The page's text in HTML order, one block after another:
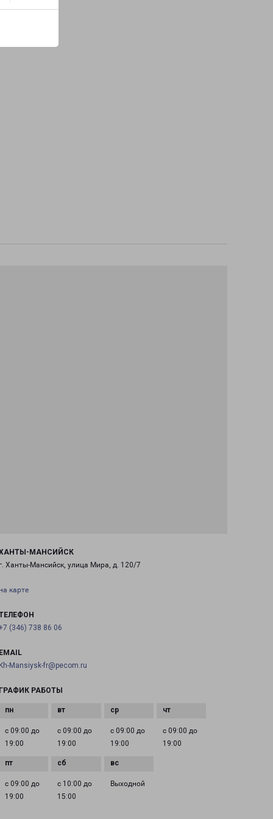
МАНСИЙСК
Ханты-Мансийск, улица Мира, д. 120/7
карте
(346) 738 86 06
Mansiysk-fr@pecom.ru
РАБОТЫ
с 09:00 до
19:00
с 09:00 до
19:00
с 09:00 до
19:00
с 09:00 до
19:00
с 09:00 до
19:00
с 10:00 до
15:00
Выходной